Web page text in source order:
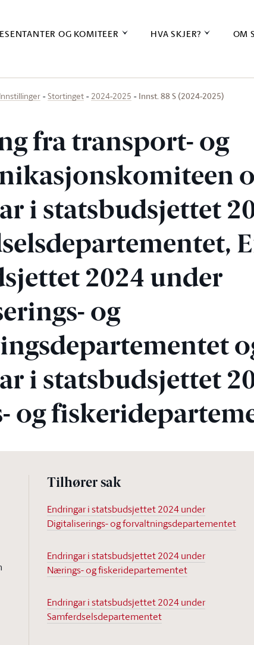
OG KOMITEER HVA SKJER? OM
Innstillinger Stortinget 2024-2025 Innst. 88 S (2024-2025)
fra transport- og
i statsbudsjettet
2024 under
og
i statsbudsjettet
og
Tilhører sak
Endringar i statsbudsjettet 2024 under
Digitaliserings- og forvaltningsdepartementet
Endringar i statsbudsjettet 2024 under
Nærings- og fiskeridepartementet
Endringar i statsbudsjettet 2024 under
Samferdselsdepartementet